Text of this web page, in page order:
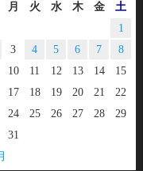
月 火 水 木 金
土
1
3 4 5 6 7
8
10 11 12 13 14
15
17 18 19 20 21
22
24 25 26 27 28
29
31